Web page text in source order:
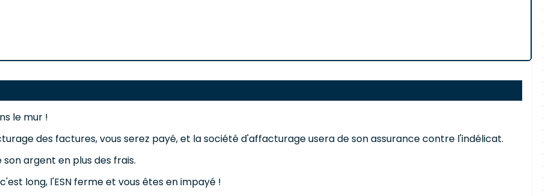
le mur !
des factures, vous serez payé, et la société d'affacturage usera de son assurance contre l'indélicat.
argent en plus des frais.
long, l'ESN ferme et vous êtes en impayé !